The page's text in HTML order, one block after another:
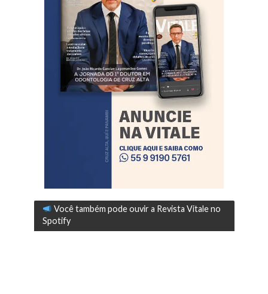
Você também pode ouvir a Revista Vitale no
Spotify